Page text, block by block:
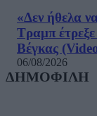
«Δεν ήθελα
Τραμπ
Βέγκας
06/08/2026
ΔΗΜΟΦΙΛΗ